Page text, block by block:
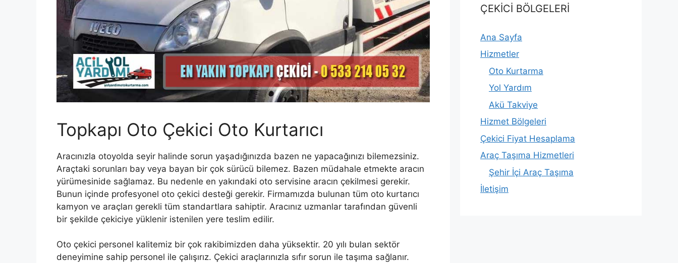
Topkapı Oto Çekici Oto Kurtarıcı
Aracınızla otoyolda seyir halinde sorun yaşadığınızda bazen ne yapacağınızı bilemezsiniz.
Araçtaki sorunları bay veya bayan bir çok sürücü bilemez. Bazen müdahale etmekte aracın
yürümesinide sağlamaz. Bu nedenle en yakındaki oto servisine aracın çekilmesi gerekir.
Bunun içinde profesyonel oto çekici desteği gerekir. Firmamızda bulunan tüm oto kurtarıcı
kamyon ve araçları gerekli tüm standartlara sahiptir. Aracınız uzmanlar tarafından güvenli
bir şekilde çekiciye yüklenir istenilen yere teslim edilir.
Oto çekici personel kalitemiz bir çok rakibimizden daha yüksektir. 20 yılı bulan sektör
deneyimine sahip personel ile çalışırız. Çekici araçlarınızla sıfır sorun ile taşıma sağlanır.
ÇEKİCİ BÖLGELERİ
Ana Sayfa
Hizmetler
Oto Kurtarma
Yol Yardım
Akü Takviye
Hizmet Bölgeleri
Çekici Fiyat Hesaplama
Araç Taşıma Hizmetleri
Şehir İçi Araç Taşıma
İletişim